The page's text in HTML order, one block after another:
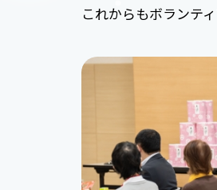
これからもボランテ